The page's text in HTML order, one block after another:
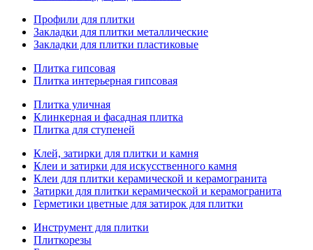
Профили для плитки
Закладки для плитки металлические
Закладки для плитки пластиковые
Плитка гипсовая
Плитка интерьерная гипсовая
Плитка уличная
Клинкерная и фасадная плитка
Плитка для ступеней
Клей, затирки для плитки и камня
Клеи и затирки для искусственного камня
Клеи для плитки керамической и керамогранита
Затирки для плитки керамической и керамогранита
Герметики цветные для затирок для плитки
Инструмент для плитки
Плиткорезы